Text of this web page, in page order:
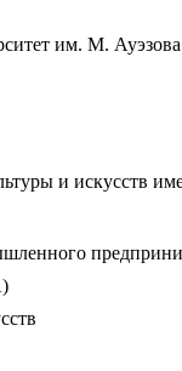
им. М. Ауэзова
и искусств